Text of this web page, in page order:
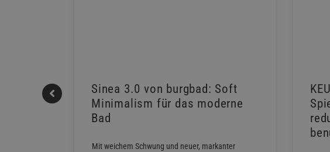
Sinea 3.0 von burgbad: Soft
Minimalism für das moderne
Bad
Mit weichem Schwung und neuer, markanter